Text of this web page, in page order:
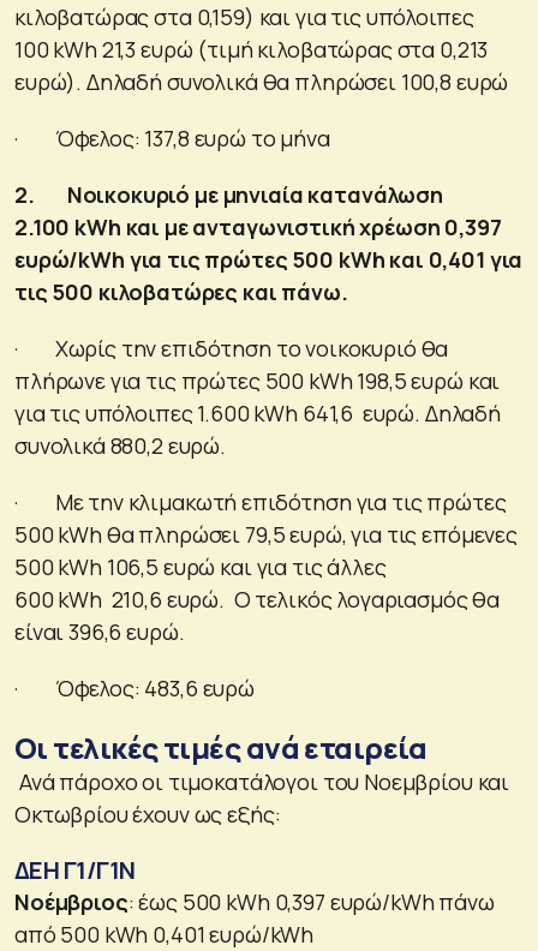
κιλοβατώρας στα 0,159) και για τις υπόλοιπες
100 kWh 21,3 ευρώ (τιμή κιλοβατώρας στα 0,213
ευρώ). Δηλαδή συνολικά θα πληρώσει 100,8 ευρώ
· Όφελος: 137,8 ευρώ το μήνα
2.
Νοικοκυριό με μηνιαία κατανάλωση
2.100 kWh και με ανταγωνιστική χρέωση 0,397
ευρώ/kWh για τις πρώτες 500 kWh και 0,401 για
τις 500 κιλοβατώρες και πάνω.
· Χωρίς την επιδότηση το νοικοκυριό θα
πλήρωνε για τις πρώτες 500 kWh 198,5 ευρώ και
για τις υπόλοιπες 1.600 kWh 641,6 ευρώ. Δηλαδή
συνολικά 880,2 ευρώ.
· Με την κλιμακωτή επιδότηση για τις πρώτες
500 kWh θα πληρώσει 79,5 ευρώ, για τις επόμενες
500 kWh 106,5 ευρώ και για τις άλλες
600 kWh 210,6 ευρώ. Ο τελικός λογαριασμός θα
είναι 396,6 ευρώ.
· Όφελος: 483,6 ευρώ
Οι τελικές τιμές ανά εταιρεία
Ανά πάροχο οι τιμοκατάλογοι του Νοεμβρίου και
Οκτωβρίου έχουν ως εξής:
ΔΕΗ Γ1/Γ1Ν
Νοέμβριος: έως 500 kWh 0,397 ευρώ/kWh πάνω
από 500 kWh 0,401 ευρώ/kWh